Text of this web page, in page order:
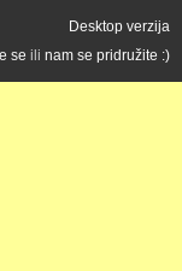
Desktop verzija
se ili nam se pridružite :)